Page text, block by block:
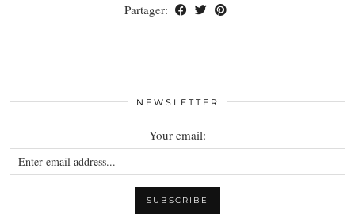
Partager:
NEWSLETTER
Your email: